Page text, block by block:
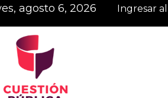
agosto 6, 2026 Ingresar